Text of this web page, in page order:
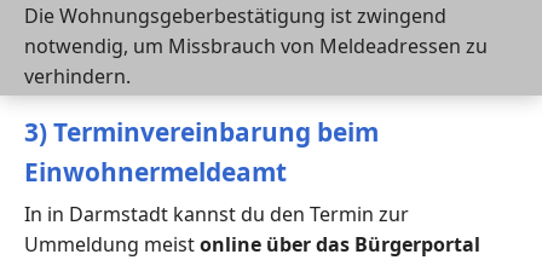
Die Wohnungsgeberbestätigung ist zwingend
notwendig, um Missbrauch von Meldeadressen zu
verhindern.
3) Terminvereinbarung beim
Einwohnermeldeamt
In in Darmstadt kannst du den Termin zur
Ummeldung meistonline über das Bürgerportal